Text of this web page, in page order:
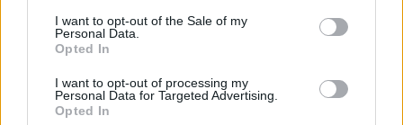
I want to opt-out of the Sale of my
Personal Data.
Opted In
I want to opt-out of processing my
Personal Data for Targeted Advertising.
Opted In
Seguridad y estabilidad del sistema,
Evaluación estadística anónima de acceso,
Transmisión a las autoridades judiciales tan pronto
como se produzca una intrusión o un ataque en